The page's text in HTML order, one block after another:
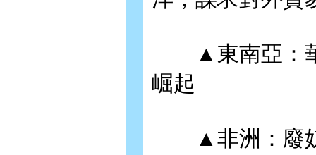
▲東南亞：華
崛起
▲非洲：廢奴